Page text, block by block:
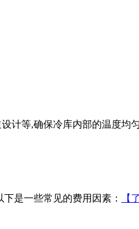
计等,确保冷库内部的温度均
是一些常见的费用因素： 【